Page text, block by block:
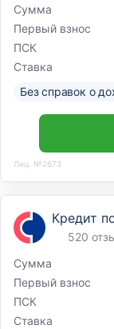
Сумма
Первый взнос
ПСК
Ставка
Без справок о
Лиц. №2673
Кредит
520
Сумма
Первый взнос
ПСК
Ставка